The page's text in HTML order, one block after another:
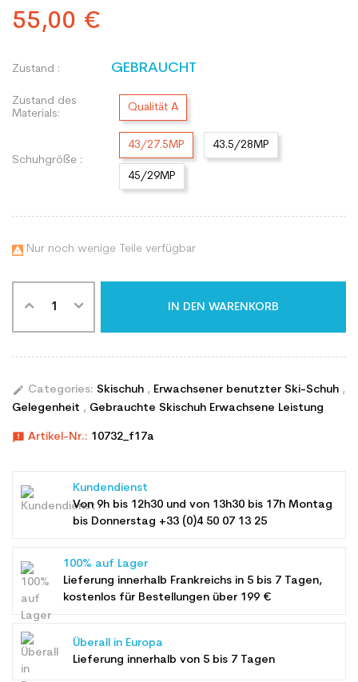
55,00 €
Zustand : GEBRAUCHT
Zustand des
Materials:
Qualität A
Schuhgröße :
43/27.5MP 43.5/28MP
45/29MP
 Nur noch wenige Teile verfügbar
IN DEN WARENKORB
edit Categories: Skischuh , Erwachsener benutzter Ski-Schuh ,
Gelegenheit , Gebrauchte Skischuh Erwachsene Leistung
announcement Artikel-Nr.: 10732_f17a
Kundendienst
Von 9h bis 12h30 und von 13h30 bis 17h Montag
bis Donnerstag +33 (0)4 50 07 13 25
100% auf Lager
Lieferung innerhalb Frankreichs in 5 bis 7 Tagen,
kostenlos für Bestellungen über 199 €
Überall in Europa
Lieferung innerhalb von 5 bis 7 Tagen